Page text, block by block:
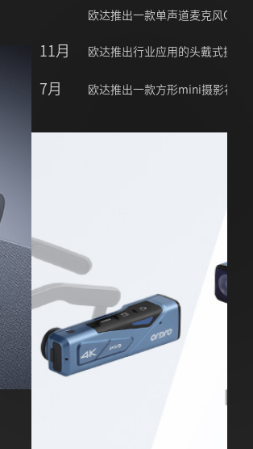
出一款单声道麦克风CM-550
出行业应用的头戴式摄像机EP7 Pro
推出一款方形mini摄影补光灯SL-30